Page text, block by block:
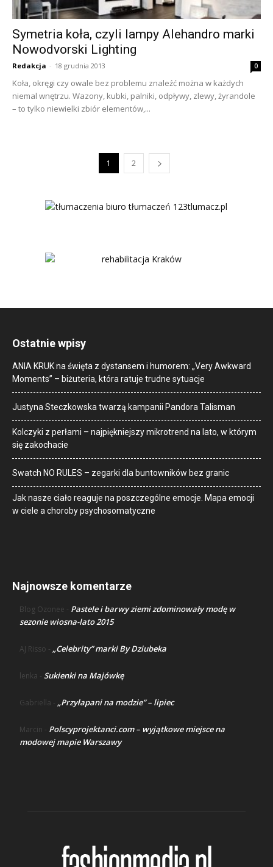
Symetria koła, czyli lampy Alehandro marki
Nowodvorski Lighting
Redakcja - 18 grudnia 2013 0
Koła, okręgi czy owale bez problemu znaleźć można w każdych
niemal wnętrzu. Wazony, kubki, palniki, odpływy, zlewy, żyrandole
– to tylko niewielki zbiór elementów,...
1 2
Ostatnie wpisy
ANIA KRUK na święta z dystansem i humorem: „Very Awkward
Moments” – biżuteria, która ratuje trudne sytuacje
Justyna Steczkowska twarzą kampanii Pandora Talisman
Kolczyki z perłami – najpiękniejszy mikrotrend na lato, w którym
się zakochacie
Swatch NO RULES – zegarki dla buntowników bez granic
Jak nasze ciało reaguje na poszczególne emocje. Mapa emocji
w ciele a choroby psychosomatyczne
Najnowsze komentarze
Blog Ozonee - Pastele i barwy ziemi zdominowały modę w
sezonie wiosna-lato 2015
AJ Risso - „Celebrity” marki By Dziubeka
lenka - Sukienki na Majówkę
Gabriella - „Przyłapani na modzie” – lipiec
Marcin - Polscyprojektanci.com – wyjątkowe miejsce na
modowej mapie Warszawy